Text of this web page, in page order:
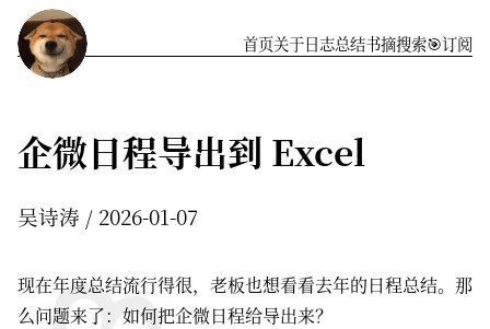
首页关于️日志总结书摘搜索🎯订阅
企微日程导出到 Excel
吴诗涛 2026-01-07
现在年度总结流行得很，老板也想看看去年的日程总结。那
么问题来了：如何把企微日程给导出来？